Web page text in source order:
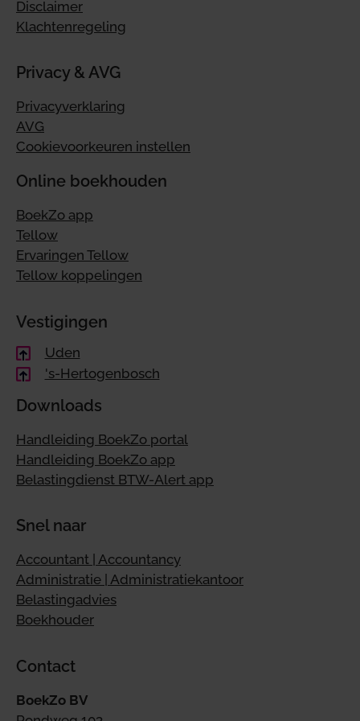
Disclaimer
Klachtenregeling
Privacy & AVG
Privacyverklaring
AVG
Cookievoorkeuren instellen
Online boekhouden
BoekZo app
Tellow
Ervaringen Tellow
Tellow koppelingen
Vestigingen
Uden
's-Hertogenbosch
Downloads
Handleiding BoekZo portal
Handleiding BoekZo app
Belastingdienst BTW-Alert app
Snel naar
Accountant | Accountancy
Administratie | Administratiekantoor
Belastingadvies
Boekhouder
Contact
BoekZo BV